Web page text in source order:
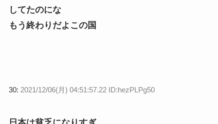
してたのにな
もう終わりだよこの国
30: 2021/12/06(月) 04:51:57.22 ID:hezPLPg50